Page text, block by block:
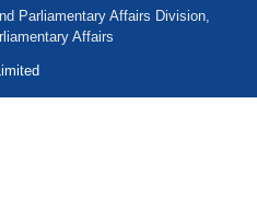
Parliamentary Affairs Division,
Affairs